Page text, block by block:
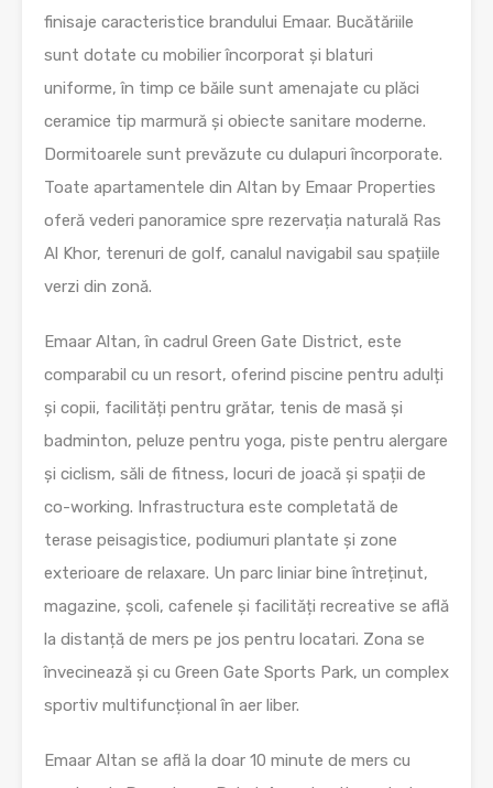
finisaje caracteristice brandului Emaar. Bucătăriile
sunt dotate cu mobilier încorporat și blaturi
uniforme, în timp ce băile sunt amenajate cu plăci
ceramice tip marmură și obiecte sanitare moderne.
Dormitoarele sunt prevăzute cu dulapuri încorporate.
Toate apartamentele din Altan by Emaar Properties
oferă vederi panoramice spre rezervația naturală Ras
Al Khor, terenuri de golf, canalul navigabil sau spațiile
verzi din zonă.
Emaar Altan, în cadrul Green Gate District, este
comparabil cu un resort, oferind piscine pentru adulți
și copii, facilități pentru grătar, tenis de masă și
badminton, peluze pentru yoga, piste pentru alergare
și ciclism, săli de fitness, locuri de joacă și spații de
co-working. Infrastructura este completată de
terase peisagistice, podiumuri plantate și zone
exterioare de relaxare. Un parc liniar bine întreținut,
magazine, școli, cafenele și facilități recreative se află
la distanță de mers pe jos pentru locatari. Zona se
învecinează și cu Green Gate Sports Park, un complex
sportiv multifuncțional în aer liber.
Emaar Altan se află la doar 10 minute de mers cu